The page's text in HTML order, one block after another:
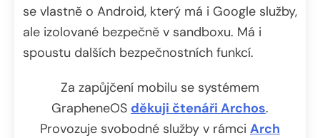
se vlastně o Android, který má i Google služby,
ale izolované bezpečně v sandboxu. Má i
spoustu dalších bezpečnostních funkcí.
Za zapůjčení mobilu se systémem
GrapheneOS děkuji čtenáři Archos.
Provozuje svobodné služby v rámci Arch